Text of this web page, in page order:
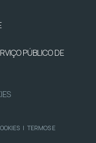
PÚBLICO DE
| TERMOS E